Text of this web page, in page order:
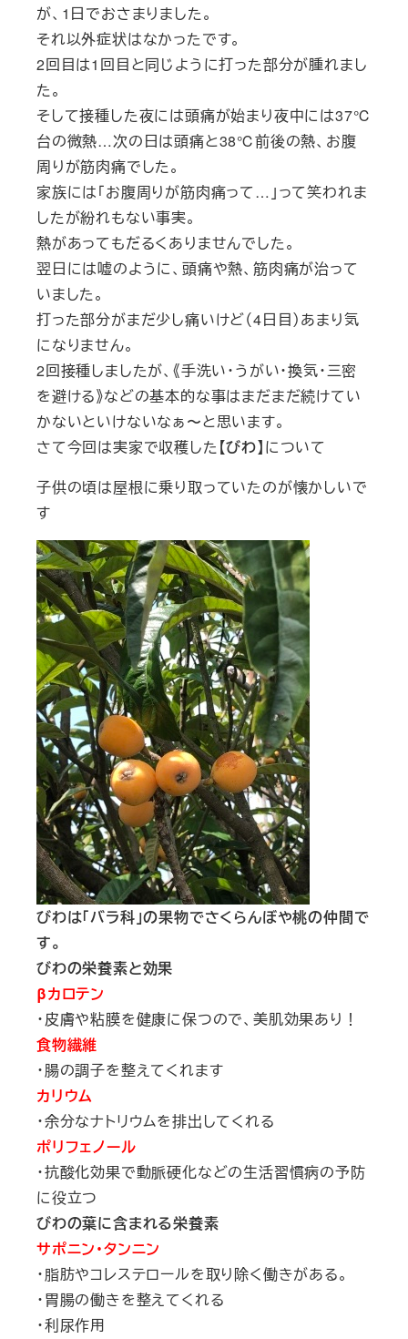
が、1日でおさまりました。
それ以外症状はなかったです。
2回目は1回目と同じように打った部分が腫れまし
た。
そして接種した夜には頭痛が始まり夜中には37℃
台の微熱…次の日は頭痛と38℃前後の熱、お腹
周りが筋肉痛でした。
家族には「お腹周りが筋肉痛って…」って笑われま
したが紛れもない事実。
熱があってもだるくありませんでした。
翌日には嘘のように、頭痛や熱、筋肉痛が治って
いました。
打った部分がまだ少し痛いけど（4日目）あまり気
になりません。
2回接種しましたが、《手洗い・うがい・換気・三密
を避ける》などの基本的な事はまだまだ続けてい
かないといけないなぁ〜と思います。
さて今回は実家で収穫した【びわ】について
子供の頃は屋根に乗り取っていたのが懐かしいで
す
びわは「バラ科」の果物でさくらんぼや桃の仲間で
す。
びわの栄養素と効果
βカロテン
・皮膚や粘膜を健康に保つので、美肌効果あり！
食物繊維
・腸の調子を整えてくれます
カリウム
・余分なナトリウムを排出してくれる
ポリフェノール
・抗酸化効果で動脈硬化などの生活習慣病の予防
に役立つ
びわの葉に含まれる栄養素
サポニン・タンニン
・脂肪やコレステロールを取り除く働きがある。
・胃腸の働きを整えてくれる
・利尿作用